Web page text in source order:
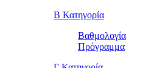
Β Κατηγορία
Βαθμολογία
Πρόγραμμα